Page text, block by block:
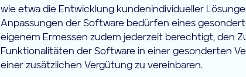
wie etwa die Entwicklung kundenindividueller
Anpassungen der Software bedürfen eines
eigenem Ermessen zudem jederzeit berechtigt, den
Funktionalitäten der Software in einer gesonderten
einer zusätzlichen Vergütung zu vereinbaren.